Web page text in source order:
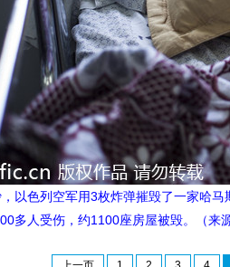
以色列空军用3枚炸弹摧毁了一家哈
多人受伤，约1100座房屋被毁。（来